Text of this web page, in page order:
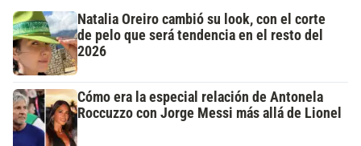
Natalia Oreiro cambió su look, con el corte
de pelo que será tendencia en el resto del
2026
Cómo era la especial relación de Antonela
Roccuzzo con Jorge Messi más allá de Lionel